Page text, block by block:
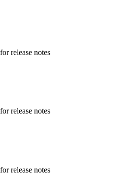
release notes
release notes
release notes